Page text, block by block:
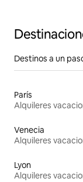
Destinos a un
París
Alquileres
Venecia
Alquileres
Lyon
Alquileres